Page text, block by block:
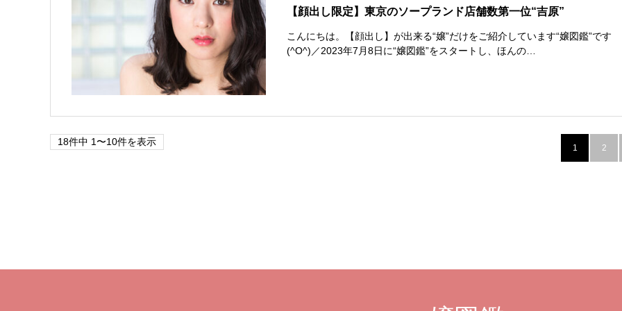
【顔出し限定】東京のソープランド店舗数第一位“吉原”
こんにちは。【顔出し】が出来る“嬢”だけをご紹介しています“嬢図鑑”です
(^O^)／2023年7月8日に“嬢図鑑”をスタートし、ほんの…
18件中 1〜10件を表示
1 2